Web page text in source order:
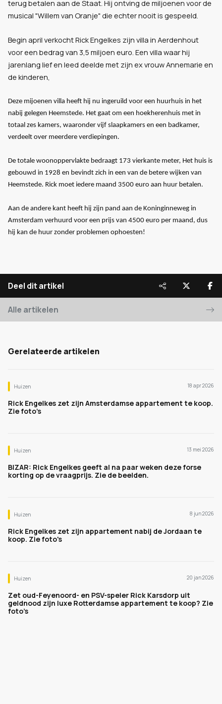
terug betalen aan de Staat. Hij ontving de miljoenen voor de
musical "Willem van Oranje" die echter nooit is gespeeld.
Begin april verkocht Rick Engelkes zijn villa in Aerdenhout
voor een bedrag van 3,5 miljoen euro. Een villa waar hij
jarenlang lief en leed deelde met zijn ex vrouw Annemarie en
de kinderen,
Deze mijoenen villa heeft hij nu ingeruild voor een huurhuis in het
nabij gelegen Heemstede. Het gaat om een hoekherenhuis met in
totaal zes kamers, waaronder vijf slaapkamers en een badkamer,
verdeelt over meerdere verdiepingen.
De totale woonoppervlakte bedraagt 173 vierkante meter, Het huis is
gebouwd in 1928 en bevindt zich in een van de betere wijken van
Heemstede. Rick moet iedere maand 3500 euro aan huur betalen.
Aan de andere kant heeft hij zijn pand aan de Koninginneweg in
Amsterdam verhuurd voor een prijs van 4500 euro per maand, dus
hij kan de huur zonder problemen ophoesten!
Deel dit artikel
Alle artikelen
Gerelateerde artikelen
Huizen 18 apr 2026
Rick Engelkes zet zijn Amsterdamse appartement te koop.
Zie foto’s
Huizen 13 mei 2026
BIZAR: Rick Engelkes geeft al na paar weken deze forse
korting op de vraagprijs. Zie de beelden.
Huizen 8 jun 2026
Rick Engelkes zet zijn appartement nabij de Jordaan te
koop. Zie foto's
Huizen 20 jan 2026
Zet oud-Feyenoord- en PSV-speler Rick Karsdorp uit
geldnood zijn luxe Rotterdamse appartement te koop? Zie
foto’s